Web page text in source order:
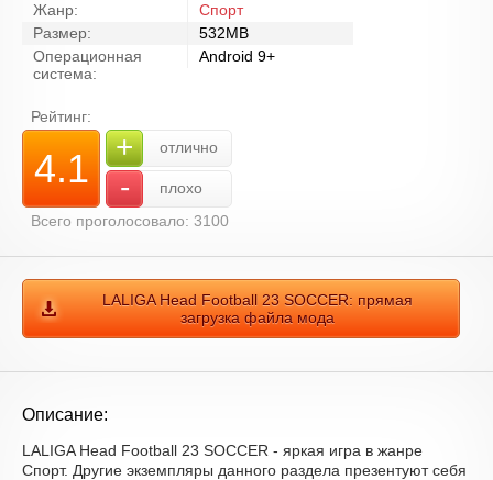
Жанр:
Спорт
Размер:
532MB
Операционная
система:
Android 9+
Рейтинг:
4.1 + отлично
-
плохо
Всего проголосовало: 3100
LALIGA Head Football 23 SOCCER: прямая
загрузка файла мода
Описание:
LALIGA Head Football 23 SOCCER - яркая игра в жанре
Спорт. Другие экземпляры данного раздела презентуют себя